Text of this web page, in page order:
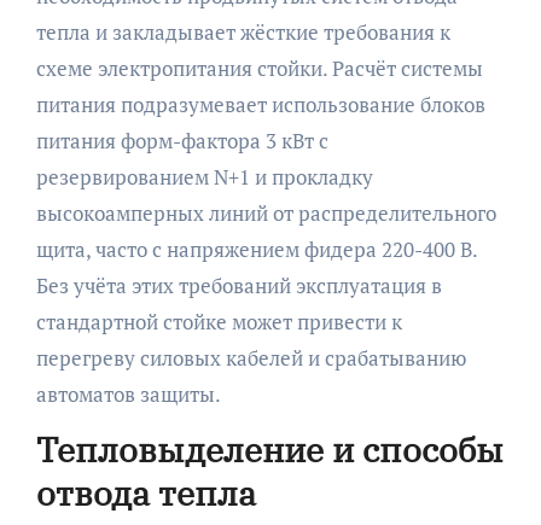
тепла и закладывает жёсткие требования к
схеме электропитания стойки. Расчёт системы
питания подразумевает использование блоков
питания форм-фактора 3 кВт с
резервированием N+1 и прокладку
высокоамперных линий от распределительного
щита, часто с напряжением фидера 220-400 В.
Без учёта этих требований эксплуатация в
стандартной стойке может привести к
перегреву силовых кабелей и срабатыванию
автоматов защиты.
Тепловыделение и способы
отвода тепла